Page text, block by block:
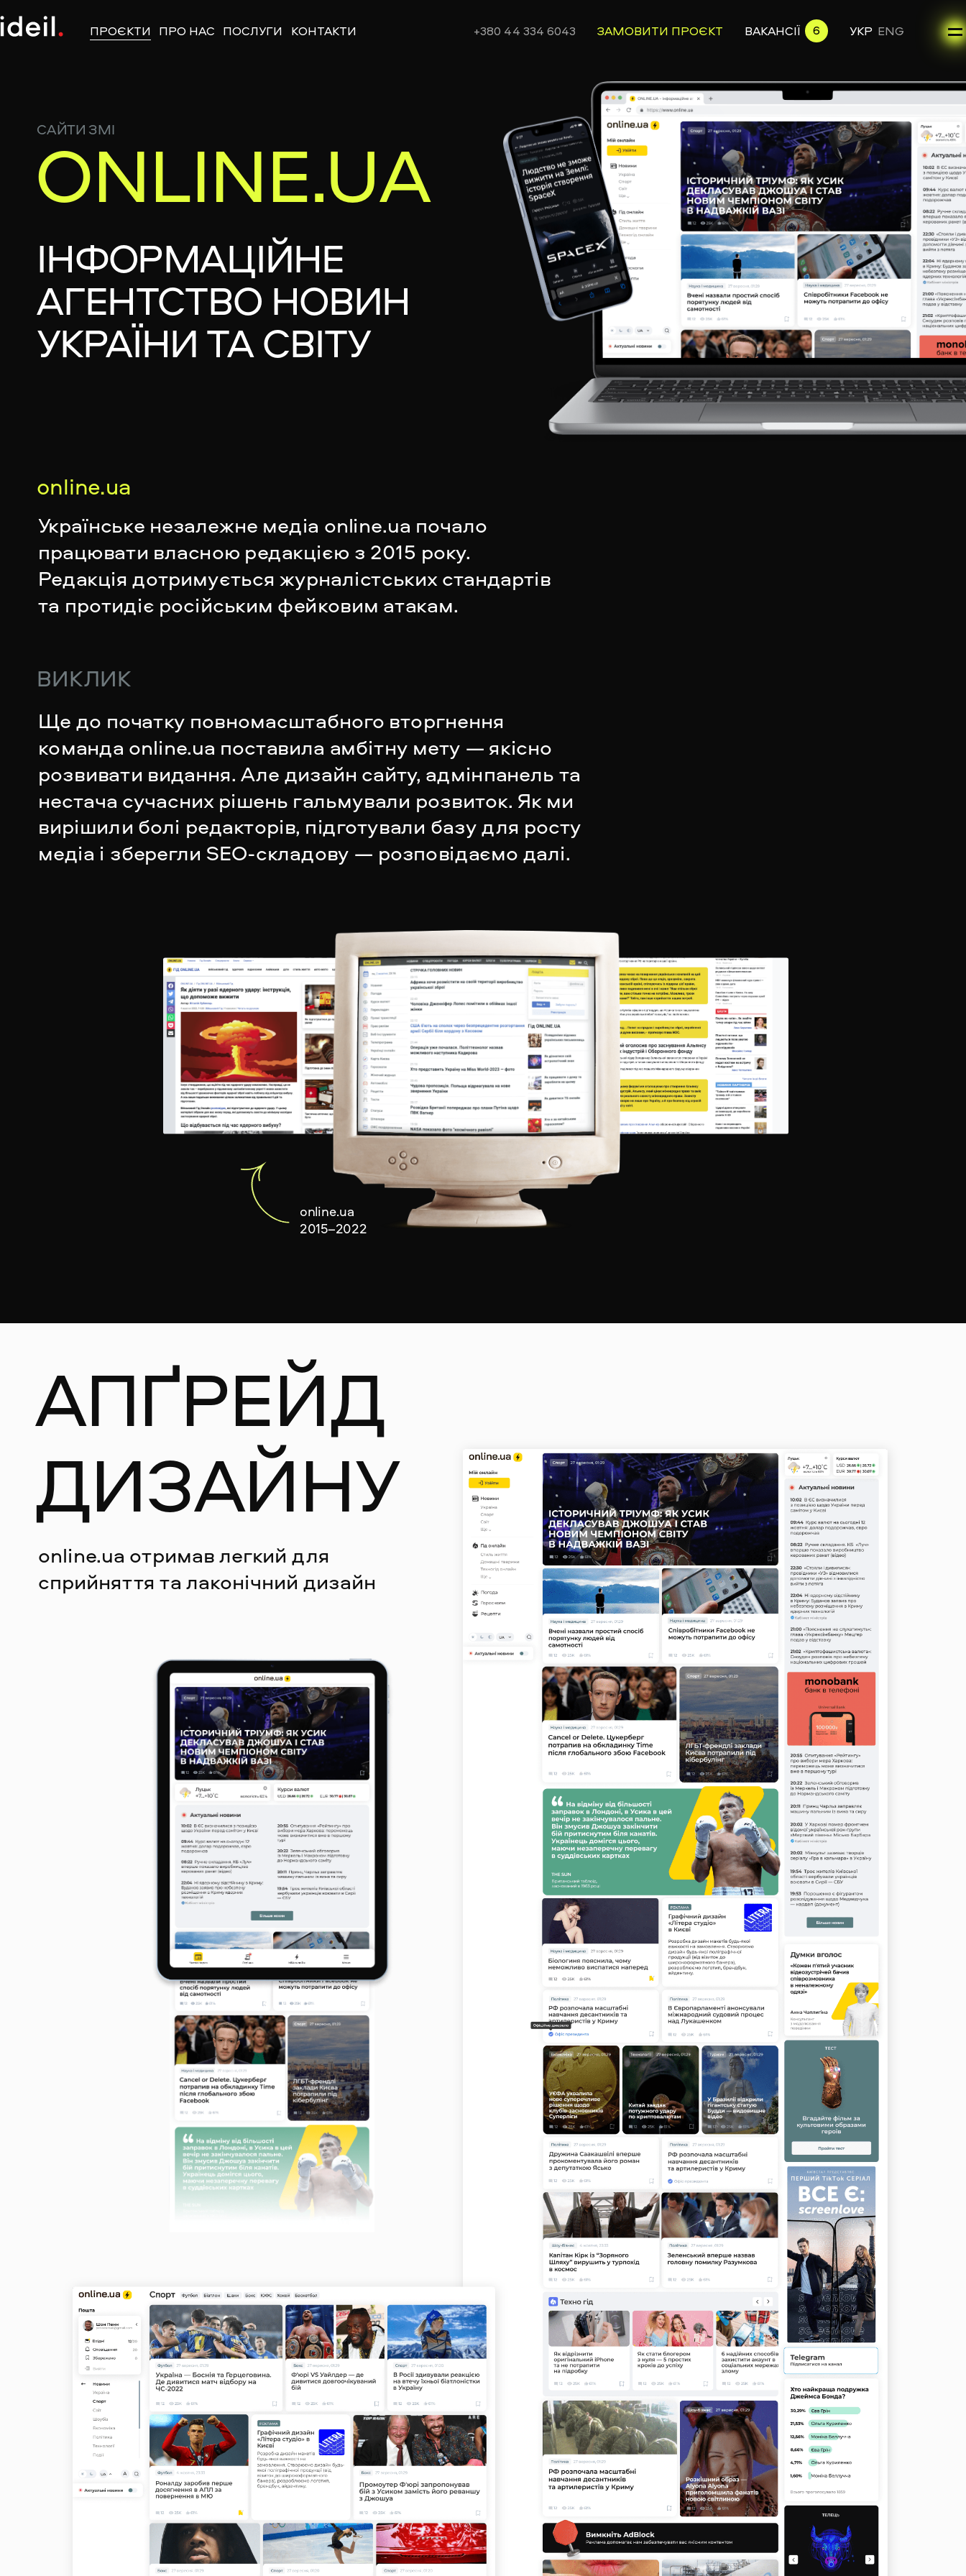
ПРОЄКТИ ПРО НАС ПОСЛУГИ КОНТАКТИ +380 44 334 6043 ЗАМОВИТИ ПРОЄКТ ВАКАНСІЇ 6 УКР ENG
ONLINE.UA
САЙТИ ЗМІ
ІНФОРМАЦІЙНЕ
АГЕНТСТВО НОВИН
УКРАЇНИ ТА СВІТУ
online.ua
Українське незалежне медіа online.ua почало
працювати власною редакцією з 2015 року.
Редакція дотримується журналістських стандартів
та протидіє російським фейковим атакам.
ВИКЛИК
Ще до початку повномасштабного вторгнення
команда online.ua поставила амбітну мету — якісно
розвивати видання. Але дизайн сайту, адмінпанель та
нестача сучасних рішень гальмували розвиток. Як ми
вирішили болі редакторів, підготували базу для росту
медіа і зберегли SEO-складову — розповідаємо далі.
online.ua
2015–2022
АПҐРЕЙД
ДИЗАЙНУ
online.ua отримав легкий для
сприйняття та лаконічний дизайн